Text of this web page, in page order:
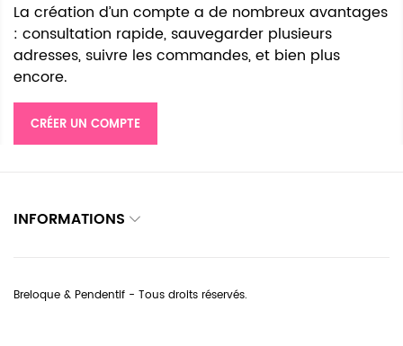
La création d’un compte a de nombreux avantages
: consultation rapide, sauvegarder plusieurs
adresses, suivre les commandes, et bien plus
encore.
CRÉER UN COMPTE
INFORMATIONS
Breloque & Pendentif - Tous droits réservés.